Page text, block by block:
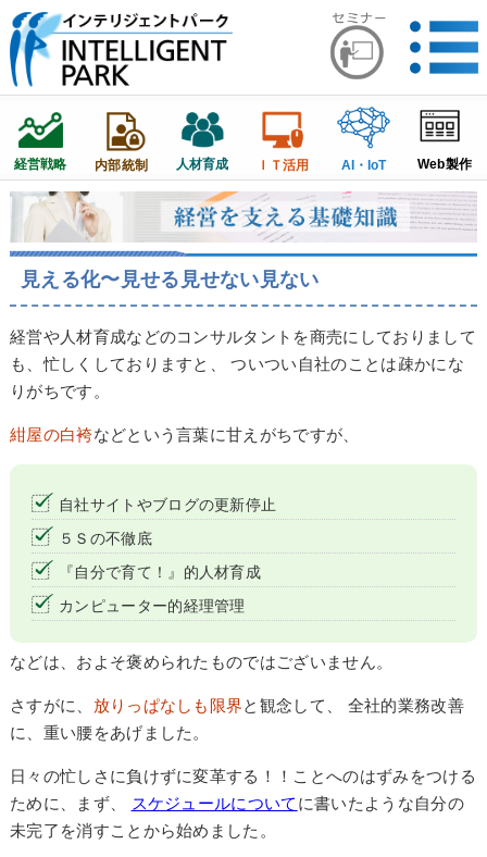
経営戦略 内部統制 人材育成 ＩＴ活用 AI・IoT Web製作
見える化〜見せる見せない見ない
経営や人材育成などのコンサルタントを商売にしておりまして
も、忙しくしておりますと、 ついつい自社のことは疎かにな
りがちです。
紺屋の白袴などという言葉に甘えがちですが、
自社サイトやブログの更新停止
５Ｓの不徹底
『自分で育て！』的人材育成
カンピューター的経理管理
などは、およそ褒められたものではございません。
さすがに、 放りっぱなしも限界と観念して、 全社的業務改善
に、重い腰をあげました。
日々の忙しさに負けずに変革する！！ことへのはずみをつける
ために、まず、
スケジュールについて に書いたような自分の
未完了を消すことから始めました。